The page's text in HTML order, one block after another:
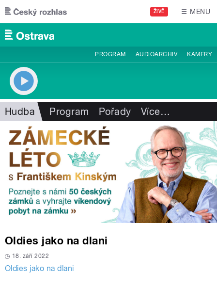
Přejít k hlavnímu obsahu
ŽIVĚ MENU
PROGRAM AUDIOARCHIV KAMERY
Hudba Program Pořady Více…
Oldies jako na dlani
18. září 2022
Oldies jako na dlani